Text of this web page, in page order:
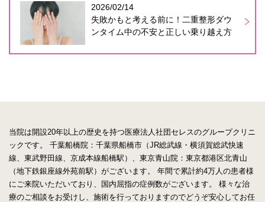
2026/02/14
失敗かもと考える前に！二重整形ダウ
ンタイム中の不安と正しい乗り越え方
当院は開設20年以上の歴史を持つ医療法人社団セレスのグループクリニ
ックです。
千葉船橋院：千葉県船橋市（JR総武線・横須賀総武快速
線、東武野田線、京成本線船橋駅）、東京青山院：東京都港区北青山
（地下鉄銀座線外苑前駅）がございます。
年間で累計約4万人の患者様
にご来院いただいており、国内屈指の症例数がございます。
様々な治
療のご相談をお受けし、施術を行っておりますのでどうぞ安心してお任